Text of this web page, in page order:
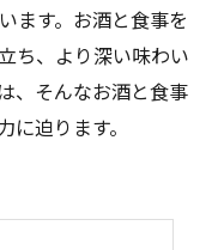
ます。お酒と食事を
ち、より深い味わい
、そんなお酒と食事
に迫ります。